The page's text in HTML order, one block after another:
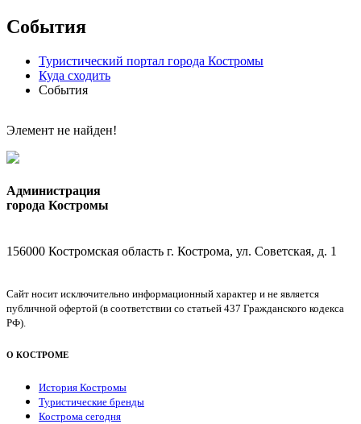
События
Туристический портал города Костромы
Куда сходить
События
Элемент не найден!
Администрация
города Костромы
156000 Костромская область г. Кострома, ул. Советская, д. 1
Сайт носит исключительно информационный характер и не является
публичной офертой (в соответствии со статьей 437 Гражданского кодекса
РФ).
О КОСТРОМЕ
История Костромы
Туристические бренды
Кострома сегодня